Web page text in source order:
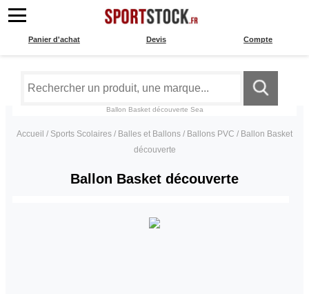
Compte
Devis
Panier d'achat
Ballon Basket découverte Sea
Accueil / Sports Scolaires / Balles et Ballons / Ballons PVC / Ballon Basket
découverte
Ballon Basket découverte